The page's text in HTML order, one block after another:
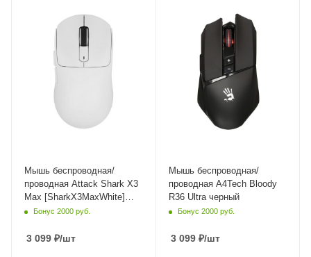
Мышь беспроводная/
проводная Attack Shark X3
Max [SharkX3MaxWhite]
белый
Бонус 2000 руб.
3 099 ₽/шт
Мышь беспроводная/
проводная A4Tech Bloody
R36 Ultra черный
Бонус 2000 руб.
3 099₽/шт